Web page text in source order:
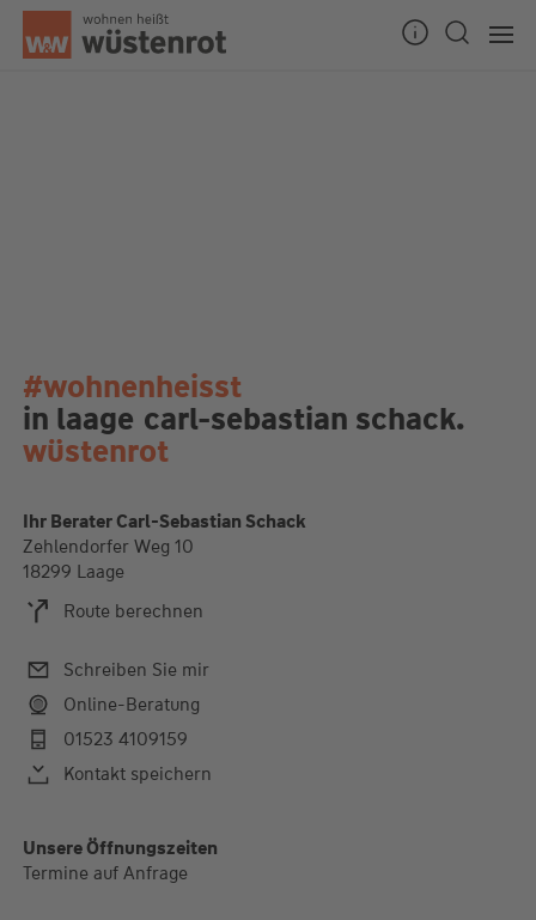
#wohnenheisst
in laage carl-sebastian schack.
wüstenrot
Ihr Berater Carl-Sebastian Schack
Zehlendorfer Weg 10
18299 Laage
Route berechnen
Schreiben Sie mir
Online-Beratung
01523 4109159
Kontakt speichern
Unsere Öffnungszeiten
Termine auf Anfrage